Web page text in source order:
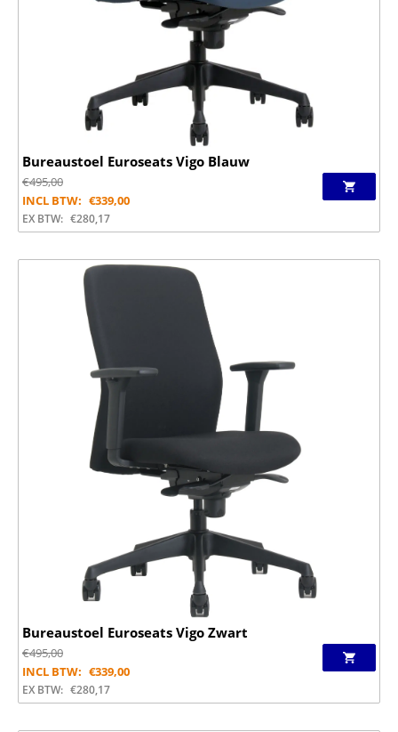
Bureaustoel Euroseats Vigo Blauw
€495,00
INCL BTW: €339,00
EX BTW: €280,17
Bureaustoel Euroseats Vigo Zwart
€495,00
INCL BTW: €339,00
EX BTW: €280,17